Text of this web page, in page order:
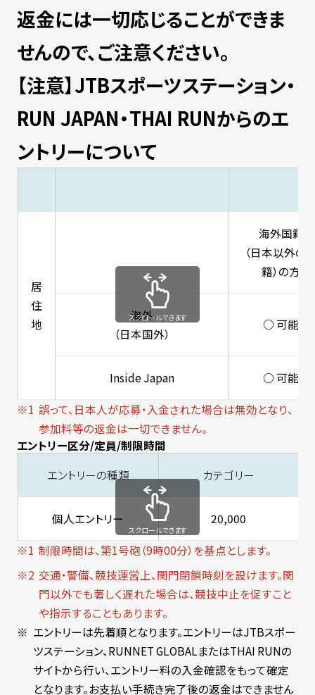
返金には一切応じることができま
せんので、ご注意ください。
【注意】JTBスポーツステーション・
RUN JAPAN・THAI RUNからのエ
ントリーについて
居
住
地
海外国籍
（日本以外の
籍）の方
海外
（日本国外）
○ 可能
Inside Japan ○ 可能
スクロールできます
誤って、日本人が応募・入金された場合は無効となり、
参加料等の返金は一切できません。
エントリー区分/定員/制限時間
エントリーの種類
カテゴリー
個人エントリー 20,000
スクロールできます
制限時間は、第1号砲（9時00分）を基点とします。
交通・警備、競技運営上、関門閉鎖時刻を設けます。関
門以外でも著しく遅れた場合は、競技中止を促すこと
や指示することもあります。
エントリーは先着順となります。エントリーはJTBスポー
ツステーション、RUNNET GLOBALまたはTHAI RUNの
サイトから行い、エントリー料の入金確認をもって確定
となります。お支払い手続き完了後の返金はできません